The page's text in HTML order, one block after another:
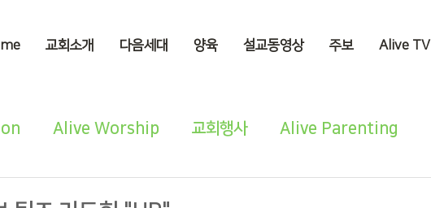
교회소개 다음세대 양육 설교동영상 주보 Alive TV
Alive Worship 교회행사 Alive Parenting